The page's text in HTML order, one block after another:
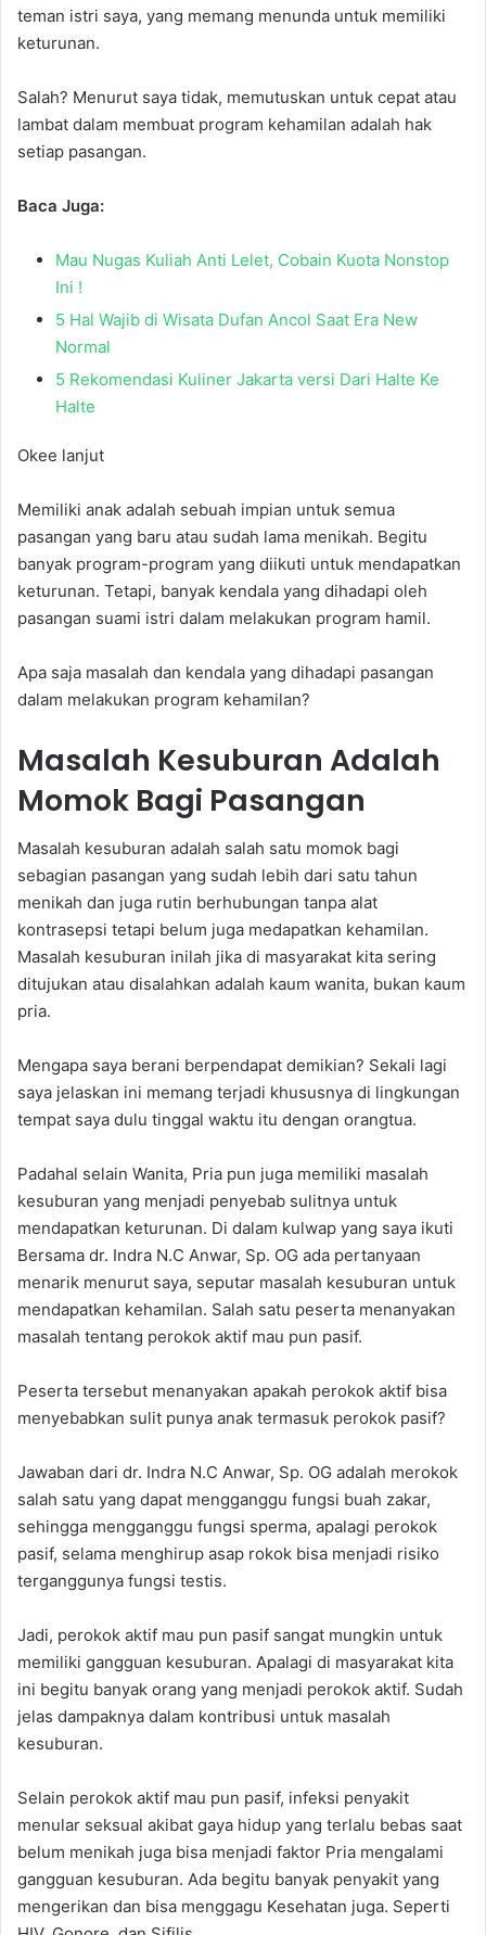
teman istri saya, yang memang menunda untuk memiliki
keturunan.
Salah? Menurut saya tidak, memutuskan untuk cepat atau
lambat dalam membuat program kehamilan adalah hak
setiap pasangan.
Baca Juga:
Mau Nugas Kuliah Anti Lelet, Cobain Kuota Nonstop
Ini !
5 Hal Wajib di Wisata Dufan Ancol Saat Era New
Normal
5 Rekomendasi Kuliner Jakarta versi Dari Halte Ke
Halte
Okee lanjut
Memiliki anak adalah sebuah impian untuk semua
pasangan yang baru atau sudah lama menikah. Begitu
banyak program-program yang diikuti untuk mendapatkan
keturunan. Tetapi, banyak kendala yang dihadapi oleh
pasangan suami istri dalam melakukan program hamil.
Apa saja masalah dan kendala yang dihadapi pasangan
dalam melakukan program kehamilan?
Masalah Kesuburan Adalah
Momok Bagi Pasangan
Masalah kesuburan adalah salah satu momok bagi
sebagian pasangan yang sudah lebih dari satu tahun
menikah dan juga rutin berhubungan tanpa alat
kontrasepsi tetapi belum juga medapatkan kehamilan.
Masalah kesuburan inilah jika di masyarakat kita sering
ditujukan atau disalahkan adalah kaum wanita, bukan kaum
pria.
Mengapa saya berani berpendapat demikian? Sekali lagi
saya jelaskan ini memang terjadi khususnya di lingkungan
tempat saya dulu tinggal waktu itu dengan orangtua.
Padahal selain Wanita, Pria pun juga memiliki masalah
kesuburan yang menjadi penyebab sulitnya untuk
mendapatkan keturunan. Di dalam kulwap yang saya ikuti
Bersama dr. Indra N.C Anwar, Sp. OG ada pertanyaan
menarik menurut saya, seputar masalah kesuburan untuk
mendapatkan kehamilan. Salah satu peserta menanyakan
masalah tentang perokok aktif mau pun pasif.
Peserta tersebut menanyakan apakah perokok aktif bisa
menyebabkan sulit punya anak termasuk perokok pasif?
Jawaban dari dr. Indra N.C Anwar, Sp. OG adalah merokok
salah satu yang dapat mengganggu fungsi buah zakar,
sehingga mengganggu fungsi sperma, apalagi perokok
pasif, selama menghirup asap rokok bisa menjadi risiko
terganggunya fungsi testis.
Jadi, perokok aktif mau pun pasif sangat mungkin untuk
memiliki gangguan kesuburan. Apalagi di masyarakat kita
ini begitu banyak orang yang menjadi perokok aktif. Sudah
jelas dampaknya dalam kontribusi untuk masalah
kesuburan.
Selain perokok aktif mau pun pasif, infeksi penyakit
menular seksual akibat gaya hidup yang terlalu bebas saat
belum menikah juga bisa menjadi faktor Pria mengalami
gangguan kesuburan. Ada begitu banyak penyakit yang
mengerikan dan bisa menggagu Kesehatan juga. Seperti